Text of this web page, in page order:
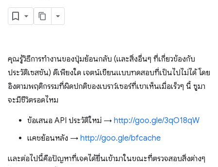
คุณรู้วิธีการทำงานของปุ่มย้อนกลับ (และสิ่งอื่นๆ ที่เกี่ยวข้องกับ
ประวัติเซสชัน) ดีเพียงใด เจตน์เขียนแบบทดสอบที่เป็นไปไม่ได้ โดย
อิงตามพฤติกรรมที่ผิดปกติของเบราว์เซอร์ที่เขาเห็นเมื่อเร็วๆ นี้ ซูมา
จะมีชีวิตรอดไหม
ข้อเสนอ API ประวัติใหม่ → http://goo.gle/3qO18qW
แคชย้อนหลัง → http://goo.gle/bfcache
และต่อไปนี้คือปัญหาที่เจคได้ยื่นเข้ามาในขณะที่ตรวจสอบสิ่งต่างๆ